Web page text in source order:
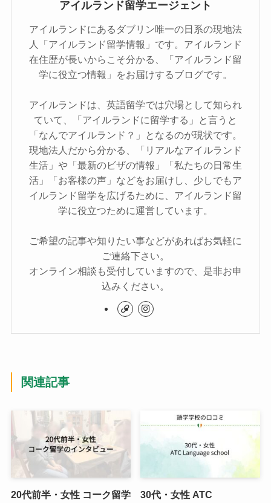
アイルランド留学エージェント
アイルランドにあるダブリン唯一の日系の現地法
人「アイルランド留学情報」です。アイルランド
在住歴が長いからこそ分かる、「アイルランド留
学に役立つ情報」をお届けするブログです。
アイルランドは、英語留学では穴場として知られ
ていて、「アイルランドに留学する」と言うと
「なんでアイルランド？」となるのが現状です。
現地法人だから分かる、「リアルなアイルランド
生活」や「最新のビザの情報」「私たちの日常生
活」「お客様の声」などをお届けし、少しでもア
イルランド留学を広げるために、アイルランド留
学に役立つために運営しています。
ご希望の記事や知りたい事などがあればお気軽に
ご連絡下さい。
オンライン相談も受付していますので、是非お申
込みください。
関連記事
20代前半・女性 コーク留学
30代・女性 ATC